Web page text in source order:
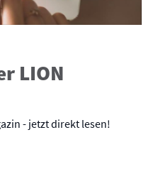
LION
- jetzt direkt lesen!